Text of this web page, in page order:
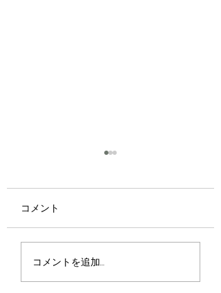
京都・宇治で味わう夏
コメント
コメントを追加…